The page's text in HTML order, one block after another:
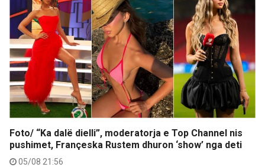
Foto/ “Ka dalë dielli”, moderatorja e Top Channel nis
pushimet, Françeska Rustem dhuron ‘show’ nga deti
05/08 21:56